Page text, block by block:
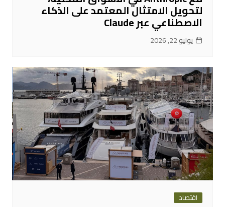
لتحويل الامتثال المعتمد على الذكاء
الاصطناعي عبر Claude
يوليو 22, 2026
اقتصاد